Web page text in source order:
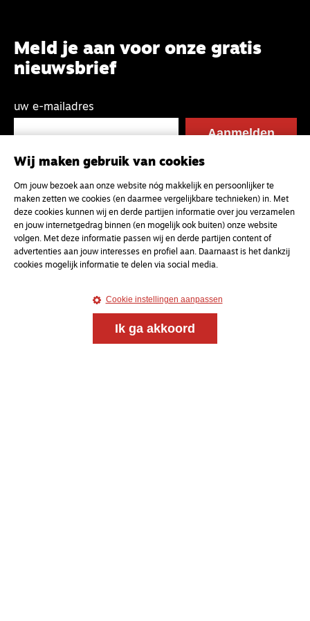
Meld je aan voor onze gratis
nieuwsbrief
uw e-mailadres
Wij maken gebruik van cookies
Om jouw bezoek aan onze website nóg makkelijk en persoonlijker te
maken zetten we cookies (en daarmee vergelijkbare technieken) in. Met
deze cookies kunnen wij en derde partijen informatie over jou verzamelen
en jouw internetgedrag binnen (en mogelijk ook buiten) onze website
volgen. Met deze informatie passen wij en derde partijen content of
advertenties aan jouw interesses en profiel aan. Daarnaast is het dankzij
cookies mogelijk informatie te delen via social media.
Cookie instellingen aanpassen
Ik ga akkoord